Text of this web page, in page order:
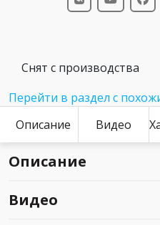
Снят с производства
Перейти в раздел с
Описание
Видео
Описание
Видео